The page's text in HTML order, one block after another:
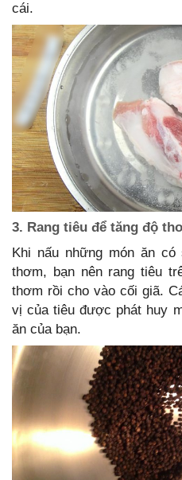
cái.
3. Rang tiêu để tăng độ
Khi nấu những món ăn
thơm, bạn nên rang tiêu
thơm rồi cho vào cối giã.
vị của tiêu được phát huy
ăn của bạn.